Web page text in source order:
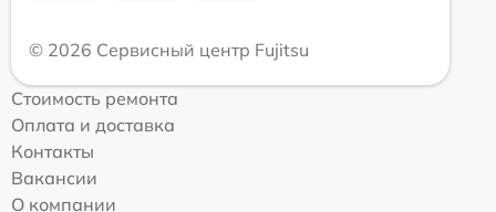
© 2026 Сервисный центр Fujitsu
Стоимость ремонта
Оплата и доставка
Контакты
Вакансии
О компании